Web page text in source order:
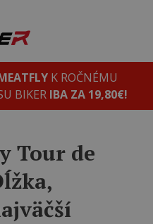
K ROČNÉMU
BIKER IBA ZA 19,80€!
Tour de